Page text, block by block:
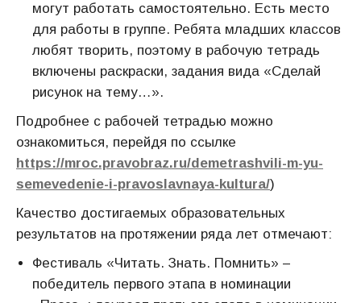
могут работать самостоятельно. Есть место
для работы в группе. Ребята младших классов
любят творить, поэтому в рабочую тетрадь
включены раскраски, задания вида «Сделай
рисунок на тему…».
Подробнее с рабочей тетрадью можно
ознакомиться, перейдя по ссылке
https://mroc.pravobraz.ru/demetrashvili-m-yu-
semevedenie-i-pravoslavnaya-kultura/)
Качество достигаемых образовательных
результатов на протяжении ряда лет отмечают:
Фестиваль «Читать. Знать. Помнить» –
победитель первого этапа в номинации